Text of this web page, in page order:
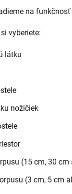
na
vyberiete:
látku
nožičiek
(15 cm, 30 cm
(3 cm, 5 cm